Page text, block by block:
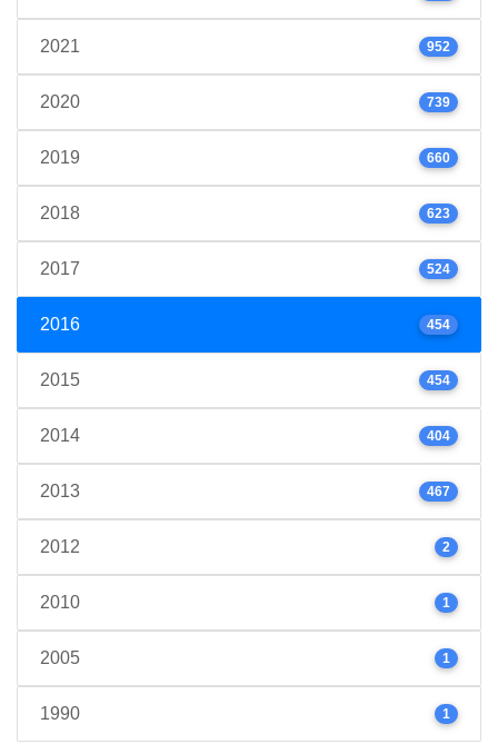
2021 952
2020 739
2019 660
2018 623
2017 524
2016 454
2015 454
2014 404
2013 467
2012 2
2010 1
2005 1
1990 1